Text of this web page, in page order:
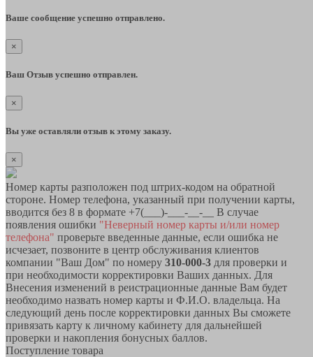
Ваше сообщение успешно отправлено.
×
Ваш Отзыв успешно отправлен.
×
Вы уже оставляли отзыв к этому заказу.
×
Номер карты разположен под штрих-кодом на обратной
стороне. Номер телефона, указанный при получении карты,
вводится без 8 в формате +7(___)-___-__-__ В случае
появления ошибки "Неверный номер карты и/или номер
телефона" проверьте введенные данные, если ошибка не
исчезает, позвоните в центр обслуживания клиентов
компании "Ваш Дом" по номеру 310-000-3 для проверки и
при необходимости корректировки Ваших данных. Для
Внесения изменений в реистрационные данные Вам будет
необходимо назвать номер карты и Ф.И.О. владельца. На
следующий день после корректировки данных Вы сможете
привязать карту к личному кабинету для дальнейшей
проверки и накопления бонусных баллов.
Поступление товара